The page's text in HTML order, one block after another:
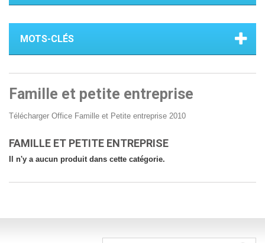
MOTS-CLÉS
Famille et petite entreprise
Télécharger Office Famille et Petite entreprise 2010
FAMILLE ET PETITE ENTREPRISE
Il n'y a aucun produit dans cette catégorie.